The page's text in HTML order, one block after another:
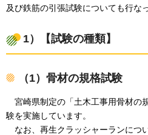
及び鉄筋の引張試験についても行な
1）【試験の種類】
（1）骨材の規格試験
宮崎県制定の「土木工事用骨材の
験を実施しています。
なお、再生クラッシャーランにつ